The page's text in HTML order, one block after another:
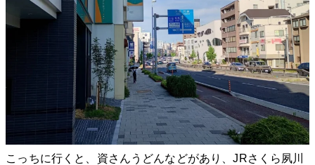
こっちに行くと、資さんうどんなどがあり、JRさくら夙川